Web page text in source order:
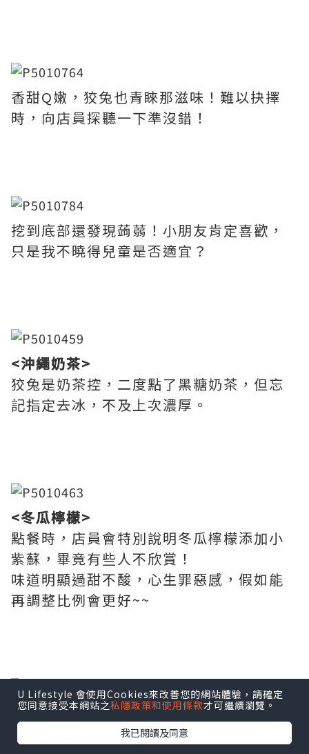
香甜Q嫩，狡兔也青睞那滋味！難以抉擇
時，向店員探聽一下準沒錯！
挖到底部還發現蒟蒻！小朋友肯定喜歡，
只是我不曉得兒童是否適宜？
<沖繩奶茶>
狡兔是奶茶控，二度點了黑糖奶茶，但忘
記指定去冰，不及上次濃厚。
<冬瓜檸檬>
點餐時，店員會特別說明冬瓜檸檬添加小
紫蘇，畢竟有些人不欣賞！
味道明顯過甜不酸，心生罪惡感，假如能
再調整比例會更好~~
本次造訪洋城安平家樂福店，即使非十全
十美，總結來說瑕不掩瑜！
U Lifestyle 會使用Cookies來改善您的網站體驗，請確定
您同意接受本網站之私隱政策和使用條款才可繼續瀏覽。
我已閱讀及同意